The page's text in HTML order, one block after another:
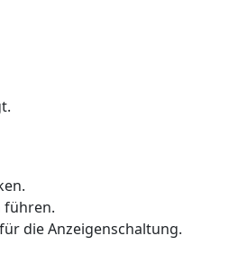
führen.
die Anzeigenschaltung.